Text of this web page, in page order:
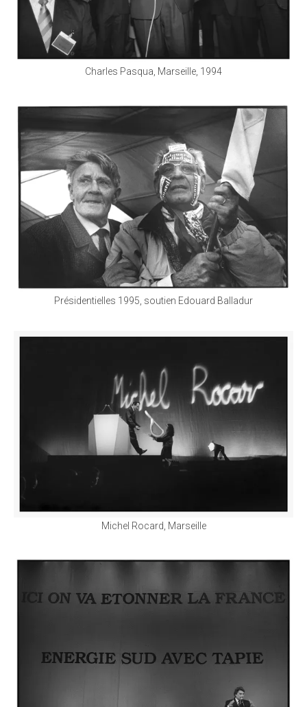
Charles Pasqua, Marseille, 1994
Présidentielles 1995, soutien Edouard Balladur
Michel Rocard, Marseille